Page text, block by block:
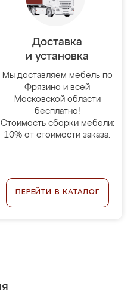
Доставка
и установка
Мы доставляем мебель по
Фрязино и всей
Московской области
бесплатно!
Стоимость сборки мебели:
10% от стоимости заказа.
ПЕРЕЙТИ В КАТАЛОГ